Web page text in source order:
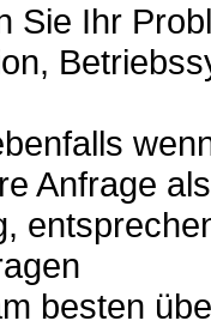
Sie Ihr
Anfrage
besten